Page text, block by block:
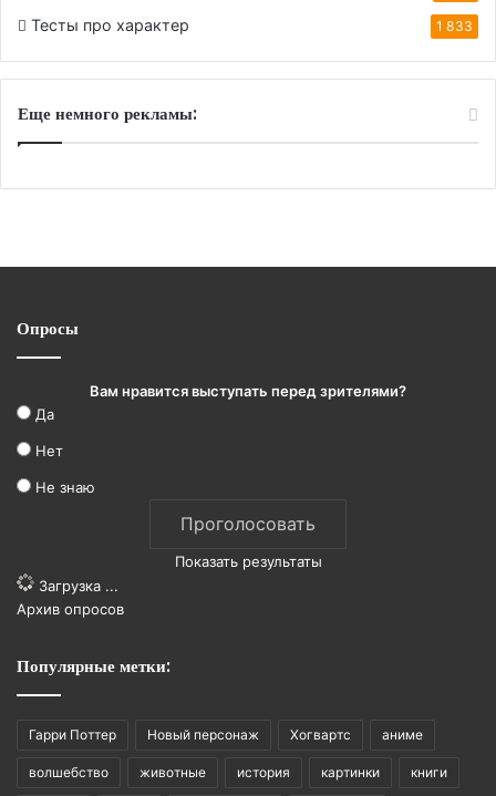
Тесты про характер 1 833
Еще немного рекламы:
Опросы
Вам нравится выступать перед зрителями?
Да
Нет
Не знаю
Показать результаты
Загрузка ...
Архив опросов
Популярные метки:
Гарри Поттер Новый персонаж Хогвартс аниме
волшебство животные история картинки книги